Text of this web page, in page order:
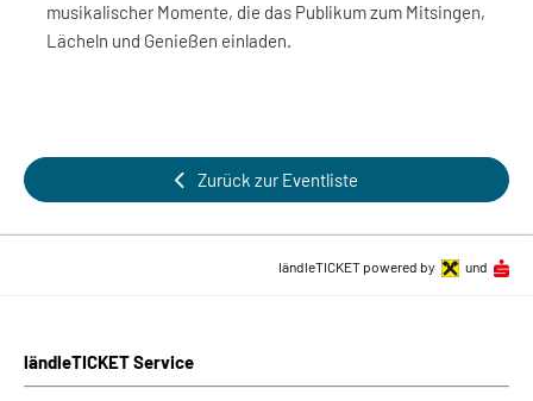
musikalischer Momente, die das Publikum zum Mitsingen,
Lächeln und Genießen einladen.
Zurück zur Eventliste
ländleTICKET Service
ländleTICKET powered by und